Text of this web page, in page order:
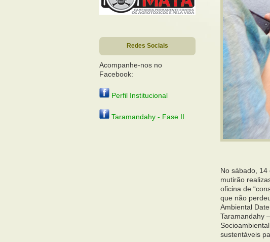
Redes Sociais
Acompanhe-nos no
Facebook:
Perfil Institucional
Taramandahy - Fase II
No sábado,
mutirão
oficina de
que não
Ambiental
Taramandahy
sustentáveis